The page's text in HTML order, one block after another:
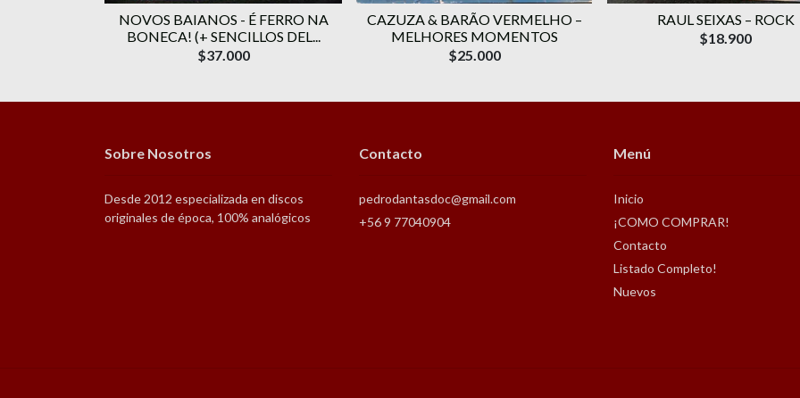
NOVOS BAIANOS - É FERRO NA
BONECA! (+ SENCILLOS DEL...
$37.000
CAZUZA & BARÃO VERMELHO –
MELHORES MOMENTOS
$25.000
RAUL SEIXAS – ROCK
$18.900
Sobre Nosotros
Desde 2012 especializada en discos
originales de época, 100% analógicos
Contacto
pedrodantasdoc@gmail.com
+56 9 77040904
Menú
Inicio
¡COMO COMPRAR!
Contacto
Listado Completo!
Nuevos